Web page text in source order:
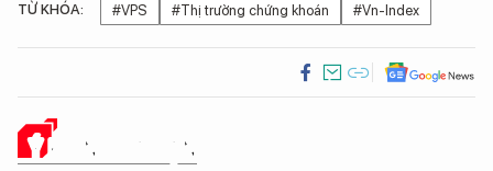
TỪ KHÓA: #VPS #Thị trường chứng khoán #Vn-Index
Ý KIẾN CỦA BẠN